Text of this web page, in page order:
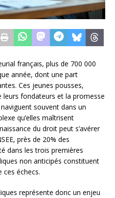
français, plus de 700 000
année, dont une part
Ces jeunes pousses,
leurs fondateurs et la promesse
souvent dans un
qu’elles maîtrisent
du droit peut s’avérer
près de 20% des
dans les trois premières
non anticipés constituent
ces échecs.
représente donc un enjeu